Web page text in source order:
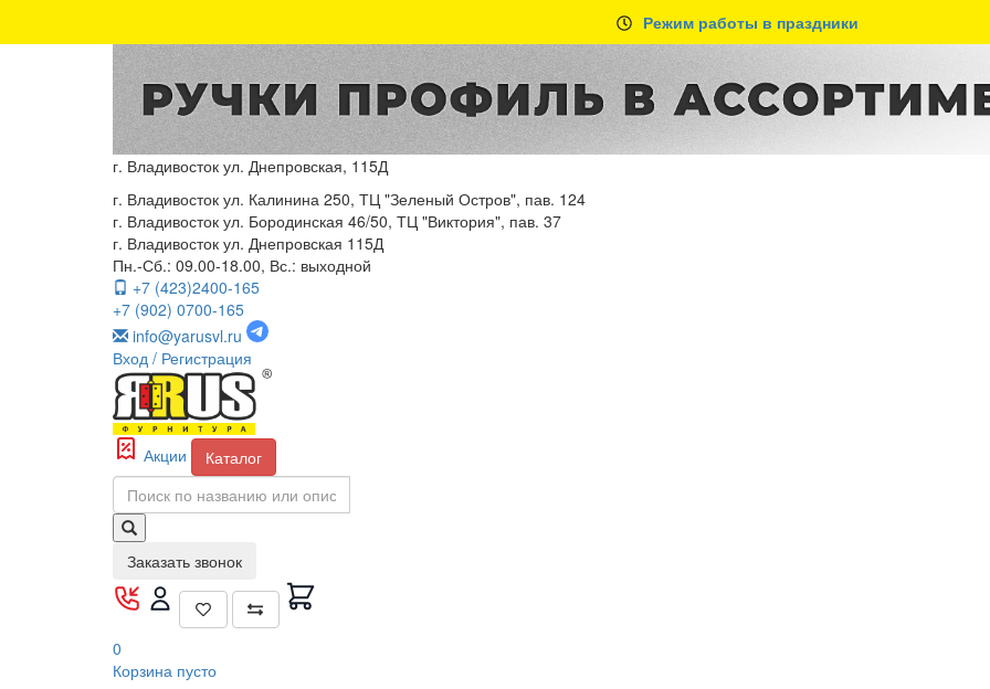
Режим работы в праздники
г. Владивосток ул. Днепровская, 115Д
г. Владивосток ул. Калинина 250, ТЦ "Зеленый Остров", пав. 124
г. Владивосток ул. Бородинская 46/50, ТЦ "Виктория", пав. 37
г. Владивосток ул. Днепровская 115Д
Пн.-Сб.: 09.00-18.00, Вс.: выходной
+7 (423)2400-165
+7 (902) 0700-165
info@yarusvl.ru
Вход / Регистрация
Акции Каталог
Заказать звонок
0
Корзина пусто